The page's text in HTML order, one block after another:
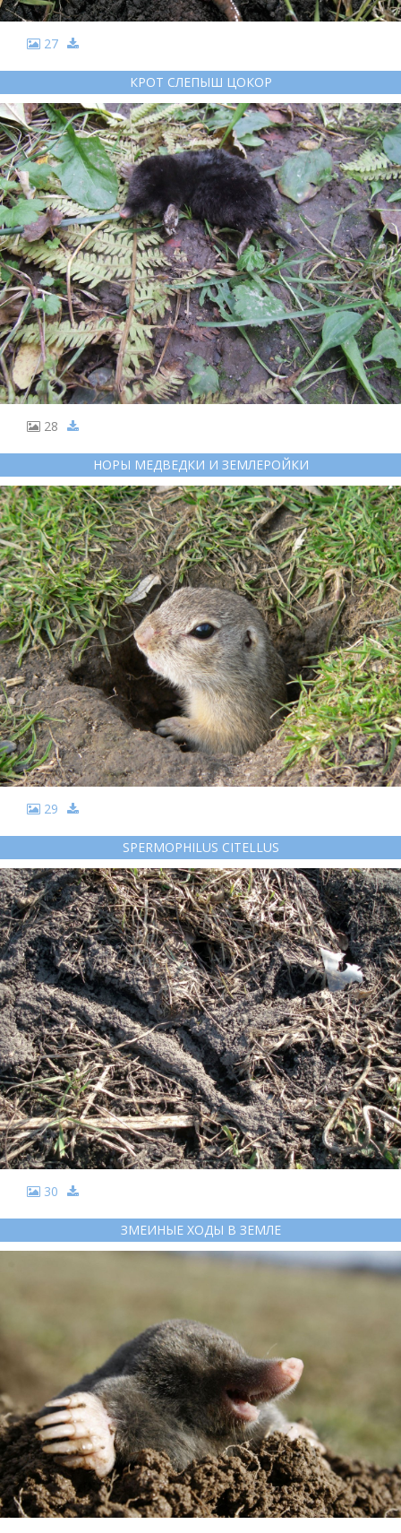
27
КРОТ СЛЕПЫШ ЦОКОР
28
НОРЫ МЕДВЕДКИ И ЗЕМЛЕРОЙКИ
29
SPERMOPHILUS CITELLUS
30
ЗМЕИНЫЕ ХОДЫ В ЗЕМЛЕ